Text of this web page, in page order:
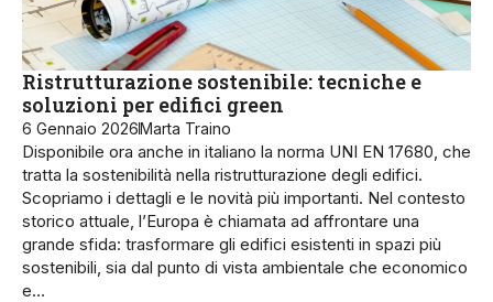
Ristrutturazione sostenibile: tecniche e
soluzioni per edifici green
6 Gennaio 2026Marta Traino
Disponibile ora anche in italiano la norma UNI EN 17680, che
tratta la sostenibilità nella ristrutturazione degli edifici.
Scopriamo i dettagli e le novità più importanti. Nel contesto
storico attuale, l’Europa è chiamata ad affrontare una
grande sfida: trasformare gli edifici esistenti in spazi più
sostenibili, sia dal punto di vista ambientale che economico
e…